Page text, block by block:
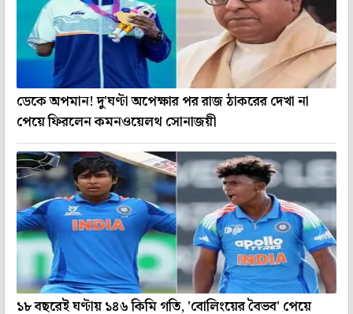
ডেকে অপমান! দু'ঘণ্টা অপেক্ষার পর রাজ ঠাকরের দেখা না
পেয়ে ফিরলেন কমনওয়েলথ সোনাজয়ী
১৮ বছরেই ঘণ্টায় ১৪৬ কিমি গতি, 'বোলিংয়ের বৈভব' পেয়ে